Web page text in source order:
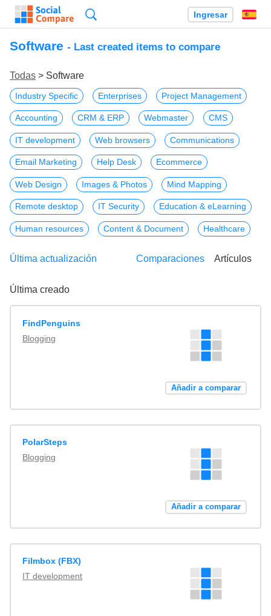
Ingresar
Software - Last created items to compare
Todas > Software
Industry Specific Enterprises Project Management
Accounting CRM & ERP Webmaster CMS
IT development Web browsers Communications
Email Marketing Help Desk Ecommerce
Web Design Images & Photos Mind Mapping
Remote desktop IT Security Education & eLearning
Human resources Content & Document Healthcare
Última actualización
Última creado
Comparaciones Artículos
FindPenguins
Blogging
Añadir a comparar
PolarSteps
Blogging
Añadir a comparar
Filmbox (FBX)
IT development